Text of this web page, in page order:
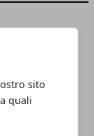
sito
quali